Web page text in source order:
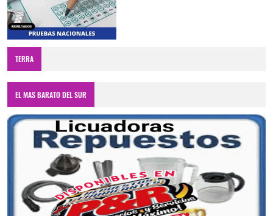
TERRA
EL MAS BARATO DEL SUR